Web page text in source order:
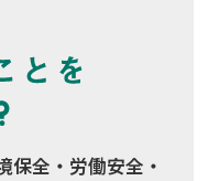
保全・労働安全・